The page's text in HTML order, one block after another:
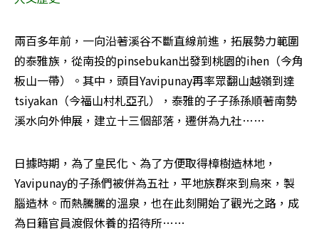
兩百多年前，一向沿著溪谷不斷直線前進，拓展勢力範圍
的泰雅族，從南投的pinsebukan出發到桃園的ihen（今角
板山一帶）。其中，頭目Yavipunay再率眾翻山越嶺到達
tsiyakan（今福山村札亞孔），泰雅的子子孫孫順著南勢
溪水向外伸展，建立十三個部落，遷併為九社……
日據時期，為了皇民化、為了方便取得樟樹造林地，
Yavipunay的子孫們被併為五社，平地族群來到烏來，製
腦造林。而熱騰騰的溫泉，也在此刻開始了觀光之路，成
為日籍官員渡假休養的招待所……